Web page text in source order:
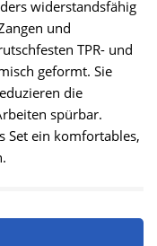
widerstandsfähig
und
TPR- und
geformt. Sie
die
spürbar.
Set ein komfortables,